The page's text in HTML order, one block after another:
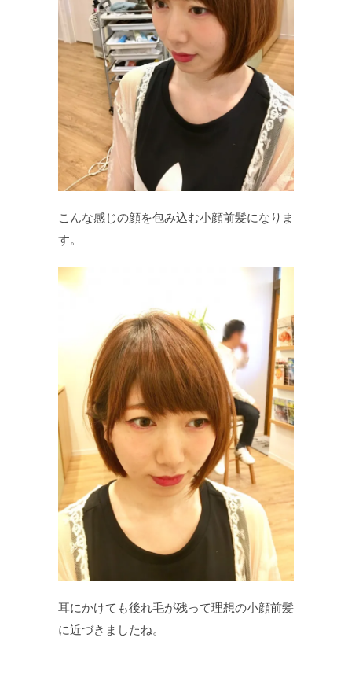
こんな感じの顔を包み込む小顔前髪になりま
す。
耳にかけても後れ毛が残って理想の小顔前髪
に近づきましたね。